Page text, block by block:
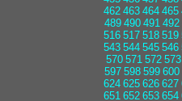
462 463 464 465
489 490 491 492
516 517 518 519
543 544 545 546
570 571 572 573
597 598 599 600
624 625 626 627
651 652 653 654